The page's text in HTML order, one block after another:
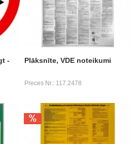
-
Plāksnīte, VDE noteikumi
Preces Nr.: 117.2478